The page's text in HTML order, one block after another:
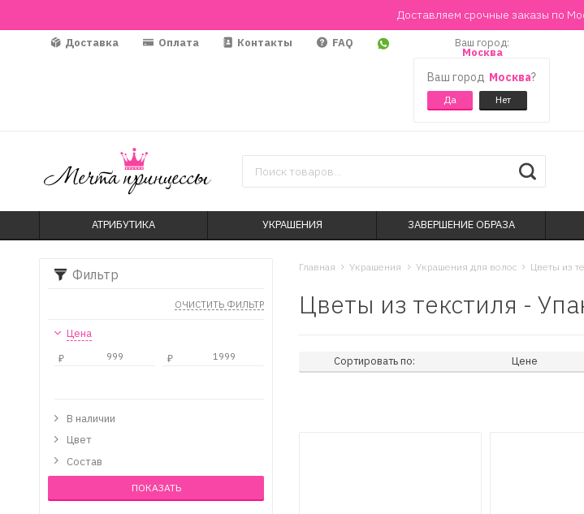
Доставляем срочные заказы по
Доставка Оплата Контакты FAQ Ваш город:
Москва
Ваш город Москва?
АТРИБУТИКА УКРАШЕНИЯ ЗАВЕРШЕНИЕ ОБРАЗА
Фильтр
ОЧИСТИТЬ ФИЛЬТР
Цена
₽ ₽
В наличии
Цвет
Состав
Главная Украшения Украшения для волос Цветы из
Цветы из текстиля -
Сортировать по: Цене